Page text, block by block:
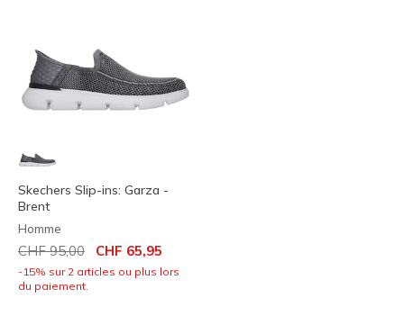
Skechers Slip-ins: Garza -
Brent
Homme
Prix réduit de
CHF 95,00 CHF 65,95
-15% sur 2 articles ou plus lors
du paiement.